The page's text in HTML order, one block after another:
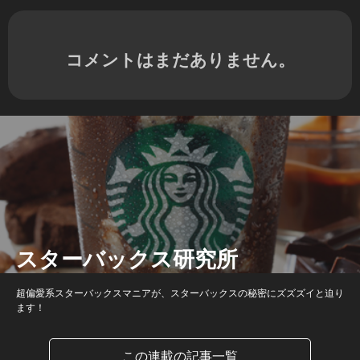
コメントはまだありません。
スターバックス研究所
超偏愛系スターバックスマニアが、スターバックスの秘密にズズズイと迫り
ます！
この連載の記事一覧